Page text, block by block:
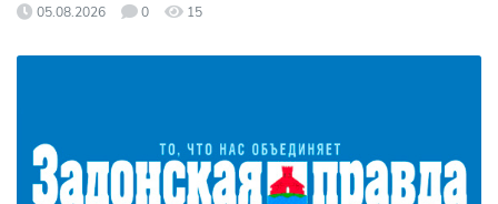
05.08.2026 0 15